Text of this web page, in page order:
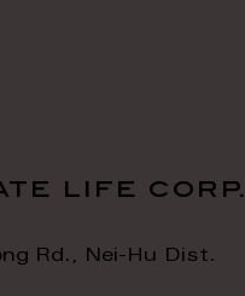
life corp.
Rd., Nei-Hu Dist.